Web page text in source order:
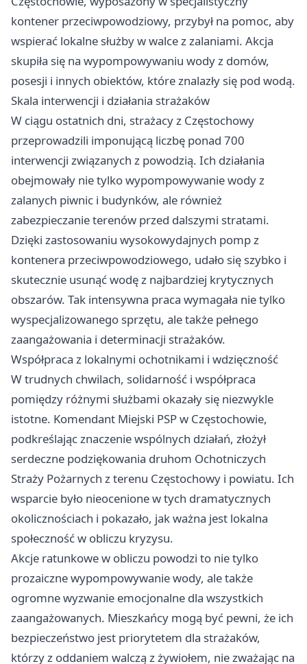
kontener przeciwpowodziowy, przybył na pomoc, aby
wspierać lokalne służby w walce z zalaniami. Akcja
skupiła się na wypompowywaniu wody z domów,
posesji i innych obiektów, które znalazły się pod wodą.
Skala interwencji i działania strażaków
W ciągu ostatnich dni, strażacy z Częstochowy
przeprowadzili imponującą liczbę ponad 700
interwencji związanych z powodzią. Ich działania
obejmowały nie tylko wypompowywanie wody z
zalanych piwnic i budynków, ale również
zabezpieczanie terenów przed dalszymi stratami.
Dzięki zastosowaniu wysokowydajnych pomp z
kontenera przeciwpowodziowego, udało się szybko i
skutecznie usunąć wodę z najbardziej krytycznych
obszarów. Tak intensywna praca wymagała nie tylko
wyspecjalizowanego sprzętu, ale także pełnego
zaangażowania i determinacji strażaków.
Współpraca z lokalnymi ochotnikami i wdzięczność
W trudnych chwilach, solidarność i współpraca
pomiędzy różnymi służbami okazały się niezwykle
istotne. Komendant Miejski PSP w Częstochowie,
podkreślając znaczenie wspólnych działań, złożył
serdeczne podziękowania druhom Ochotniczych
Straży Pożarnych z terenu Częstochowy i powiatu. Ich
wsparcie było nieocenione w tych dramatycznych
okolicznościach i pokazało, jak ważna jest lokalna
społeczność w obliczu kryzysu.
Akcje ratunkowe w obliczu powodzi to nie tylko
prozaiczne wypompowywanie wody, ale także
ogromne wyzwanie emocjonalne dla wszystkich
zaangażowanych. Mieszkańcy mogą być pewni, że ich
bezpieczeństwo jest priorytetem dla strażaków,
którzy z oddaniem walczą z żywiołem, nie zważając na